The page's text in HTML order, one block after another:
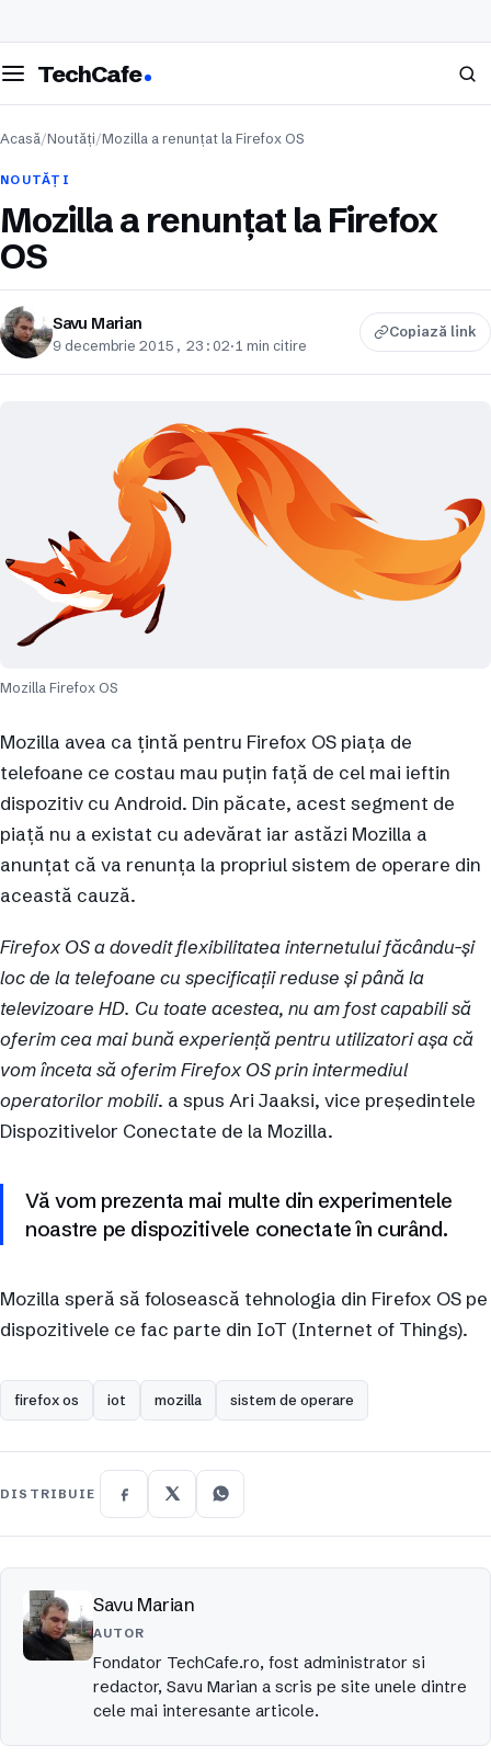
meniul
TechCafe Caută
Acasă/Noutăți/Mozilla a renunțat la Firefox OS
NOUTĂȚI
Mozilla a renunțat la Firefox
OS
Savu Marian
9 decembrie 2015, 23:02·1 min citire
Copiază link
Mozilla Firefox OS
Mozilla avea ca țintă pentru Firefox OS piața de
telefoane ce costau mau puțin față de cel mai ieftin
dispozitiv cu Android. Din păcate, acest segment de
piață nu a existat cu adevărat iar astăzi Mozilla a
anunțat că va renunța la propriul sistem de operare din
această cauză.
Firefox OS a dovedit flexibilitatea internetului făcându-și
loc de la telefoane cu specificații reduse și până la
televizoare HD. Cu toate acestea, nu am fost capabili să
oferim cea mai bună experiență pentru utilizatori așa că
vom înceta să oferim Firefox OS prin intermediul
operatorilor mobili. a spus Ari Jaaksi, vice președintele
Dispozitivelor Conectate de la Mozilla.
Vă vom prezenta mai multe din experimentele
noastre pe dispozitivele conectate în curând.
Mozilla speră să folosească tehnologia din Firefox OS pe
dispozitivele ce fac parte din IoT (Internet of Things).
firefox os iot mozilla sistem de operare
DISTRIBUIE
Savu Marian
AUTOR
Fondator TechCafe.ro, fost administrator si
redactor, Savu Marian a scris pe site unele dintre
cele mai interesante articole.